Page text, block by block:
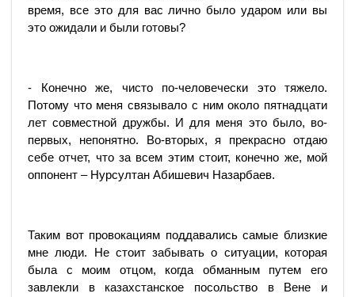
время, все это для вас лично было ударом или вы
это ожидали и были готовы?
- Конечно же, чисто по-человечески это тяжело.
Потому что меня связывало с ним около пятнадцати
лет совместной дружбы. И для меня это было, во-
первых, непонятно. Во-вторых, я прекрасно отдаю
себе отчет, что за всем этим стоит, конечно же, мой
оппонент – Нурсултан Абишевич Назарбаев.
Таким вот провокациям поддавались самые близкие
мне люди. Не стоит забывать о ситуации, которая
была с моим отцом, когда обманным путем его
завлекли в казахстанское посольство в Вене и